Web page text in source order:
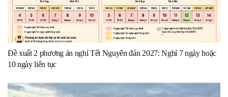
Đề xuất 2 phương án nghỉ Tết Nguyên đán 2027: Nghỉ 7 ngày hoặc
10 ngày liên tục